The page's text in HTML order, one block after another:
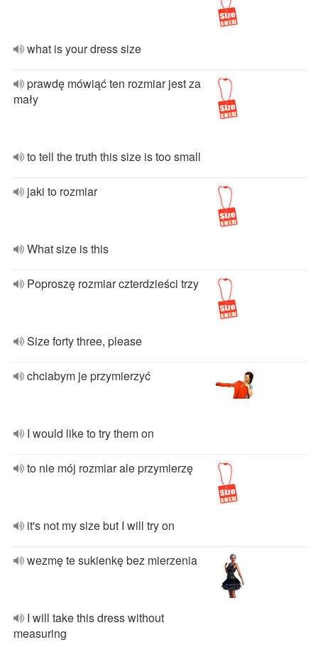
what is your dress size
prawdę mówiąć ten rozmiar jest za
mały
to tell the truth this size is too small
jaki to rozmiar
What size is this
Poproszę rozmiar czterdzieści trzy
Size forty three, please
chciabym je przymierzyć
I would like to try them on
to nie mój rozmiar ale przymierzę
it's not my size but I will try on
wezmę te sukienkę bez mierzenia
I will take this dress without
measuring